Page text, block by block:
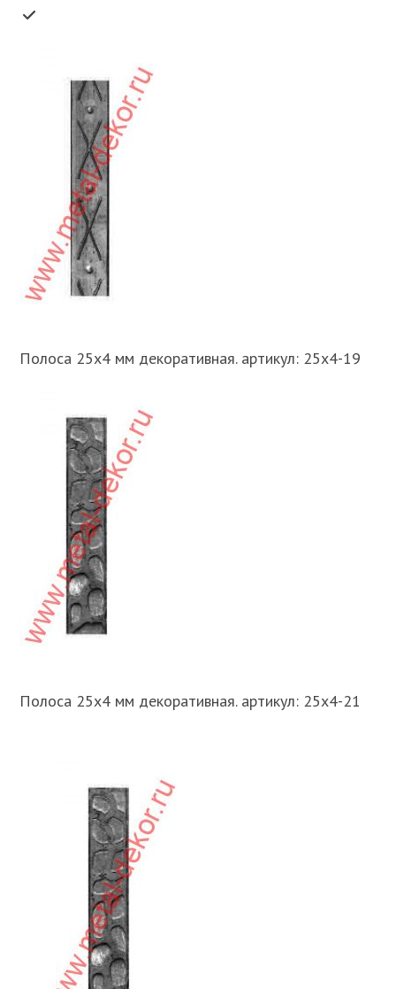
Полоса 25х4 мм декоративная. артикул: 25х4-19
Полоса 25х4 мм декоративная. артикул: 25х4-21